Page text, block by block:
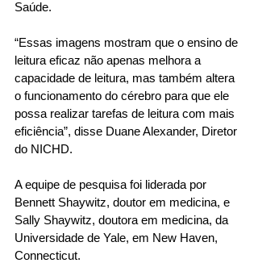
Saúde.
“Essas imagens mostram que o ensino de
leitura eficaz não apenas melhora a
capacidade de leitura, mas também altera
o funcionamento do cérebro para que ele
possa realizar tarefas de leitura com mais
eficiência”, disse Duane Alexander, Diretor
do NICHD.
A equipe de pesquisa foi liderada por
Bennett Shaywitz, doutor em medicina, e
Sally Shaywitz, doutora em medicina, da
Universidade de Yale, em New Haven,
Connecticut.